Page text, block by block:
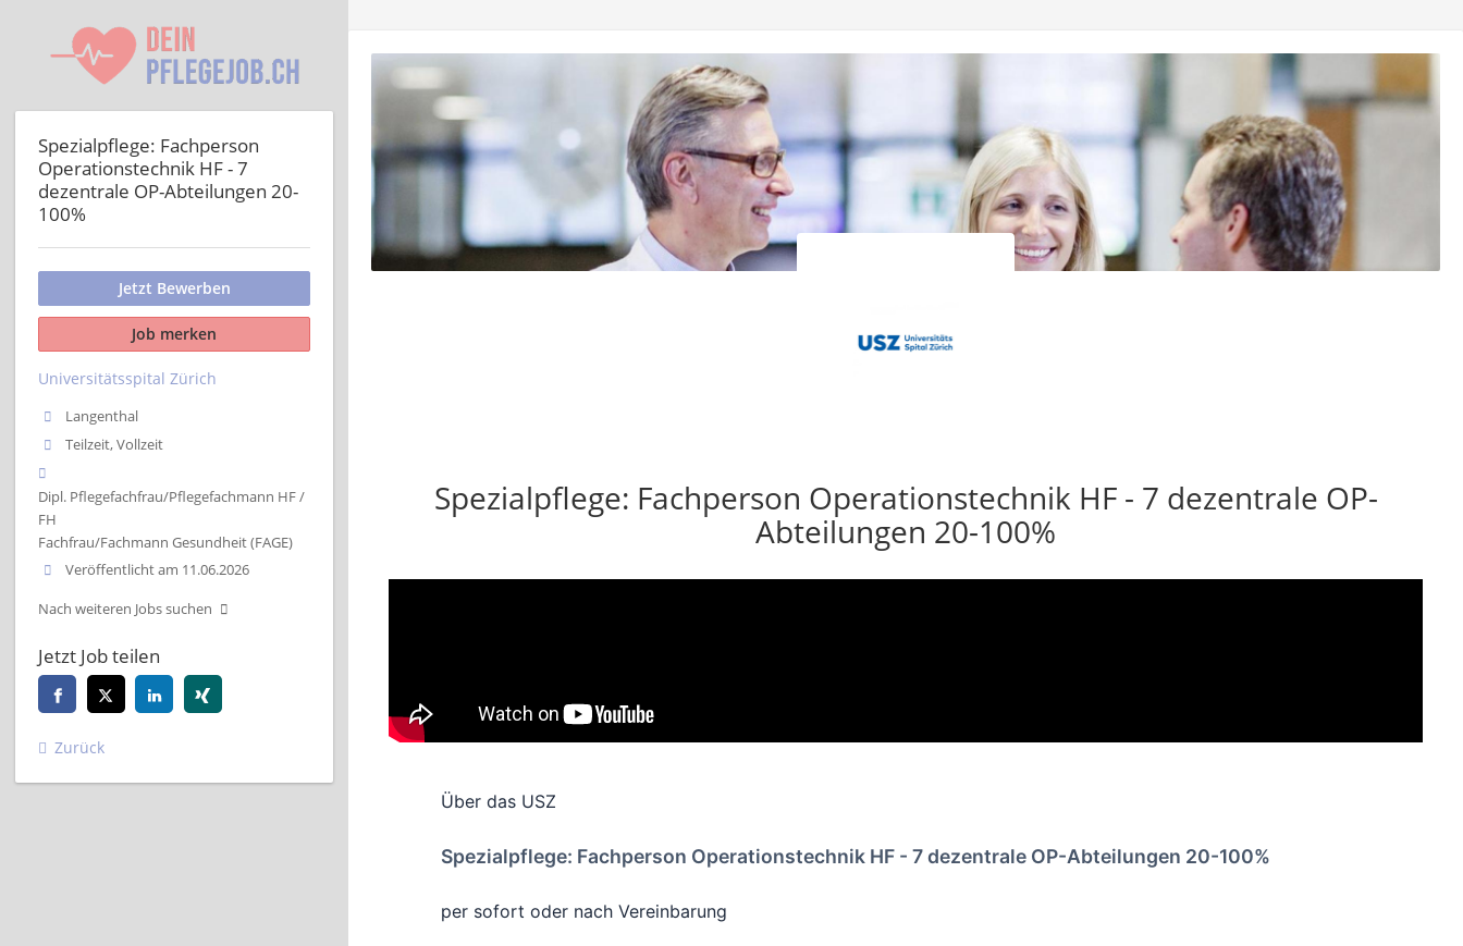
Spezialpflege: Fachperson Operationstechnik HF - 7 dezentrale OP-
Abteilungen 20-100%
Über das USZ
Spezialpflege: Fachperson Operationstechnik HF - 7 dezentrale OP-Abteilungen 20-100%
per sofort oder nach Vereinbarung
Spezialpflege: Fachperson
Operationstechnik HF - 7
dezentrale OP-Abteilungen 20-
100%
Jetzt Bewerben
Job merken
Universitätsspital Zürich
Langenthal
Teilzeit, Vollzeit
Dipl. Pflegefachfrau/Pflegefachmann HF /
FH
Fachfrau/Fachmann Gesundheit (FAGE)
Veröffentlicht am 11.06.2026
Nach weiteren Jobs suchen
Jetzt Job teilen
Zurück